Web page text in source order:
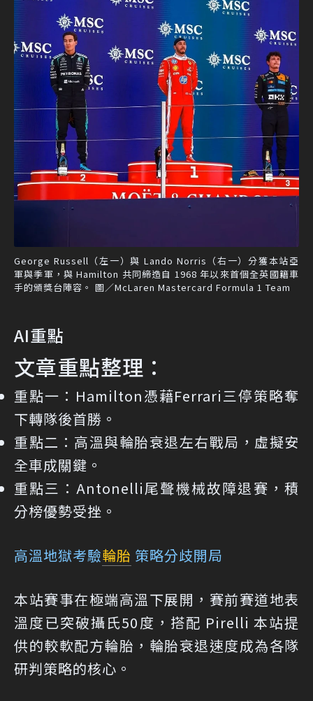
George Russell（左一）與 Lando Norris（右一）分獲本站亞
軍與季軍，與 Hamilton 共同締造自 1968 年以來首個全英國籍車
手的頒獎台陣容。 圖／McLaren Mastercard Formula 1 Team
AI重點
文章重點整理：
重點一： Hamilton憑藉Ferrari三停策略奪
下轉隊後首勝。
重點二： 高溫與輪胎衰退左右戰局，虛擬安
全車成關鍵。
重點三： Antonelli尾聲機械故障退賽，積
分榜優勢受挫。
高溫地獄考驗輪胎 策略分歧開局
本站賽事在極端高溫下展開，賽前賽道地表
溫度已突破攝氏50度，搭配 Pirelli 本站提
供的較軟配方輪胎，輪胎衰退速度成為各隊
研判策略的核心。